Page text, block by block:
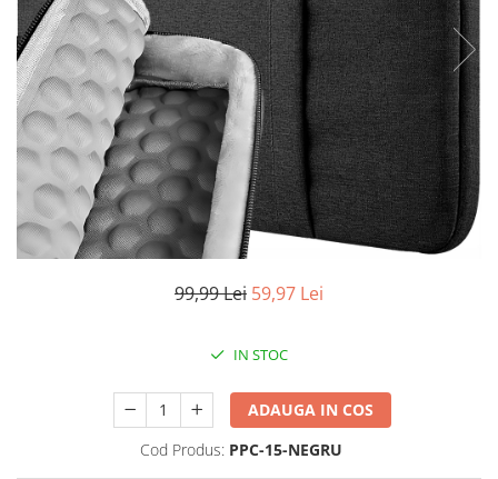
Aspiratoare Auto
Produse Cosmetica Auto
Scule auto
Casa, Gradina & Bricolaj
Accesorii mese si scaune
Accesorii prize si intrerupatoare
Becuri
Clesti si Patenti
Corpuri de iluminat interior
Echipamente protectia muncii
Folii si pungi alimentare
99,99 Lei 59,97 Lei
IN STOC
ADAUGA IN COS
Cod Produs: PPC-15-NEGRU